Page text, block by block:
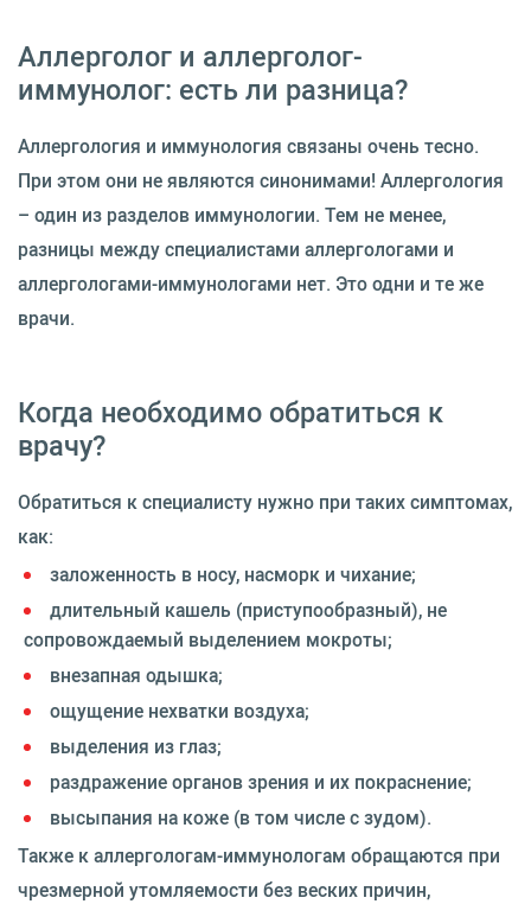
Аллерголог и аллерголог-
иммунолог: есть ли разница?
Аллергология и иммунология связаны очень тесно.
При этом они не являются синонимами! Аллергология
– один из разделов иммунологии. Тем не менее,
разницы между специалистами аллергологами и
аллергологами-иммунологами нет. Это одни и те же
врачи.
Когда необходимо обратиться к
врачу?
Обратиться к специалисту нужно при таких симптомах,
как:
заложенность в носу, насморк и чихание;
длительный кашель (приступообразный), не
сопровождаемый выделением мокроты;
внезапная одышка;
ощущение нехватки воздуха;
выделения из глаз;
раздражение органов зрения и их покраснение;
высыпания на коже (в том числе с зудом).
Также к аллергологам-иммунологам обращаются при
чрезмерной утомляемости без веских причин,